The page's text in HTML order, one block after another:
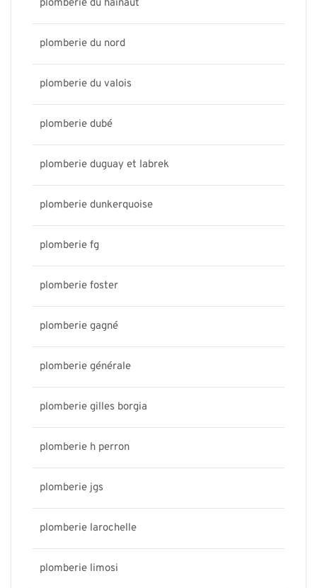
plomberie du hainaut
plomberie du nord
plomberie du valois
plomberie dubé
plomberie duguay et labrek
plomberie dunkerquoise
plomberie fg
plomberie foster
plomberie gagné
plomberie générale
plomberie gilles borgia
plomberie h perron
plomberie jgs
plomberie larochelle
plomberie limosi